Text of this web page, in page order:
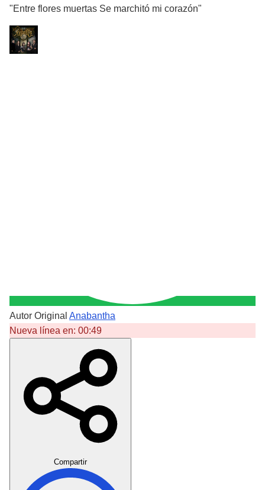
"Entre flores muertas Se marchitó mi corazón"
Autor Original Anabantha
Nueva línea en: 00:49
Compartir